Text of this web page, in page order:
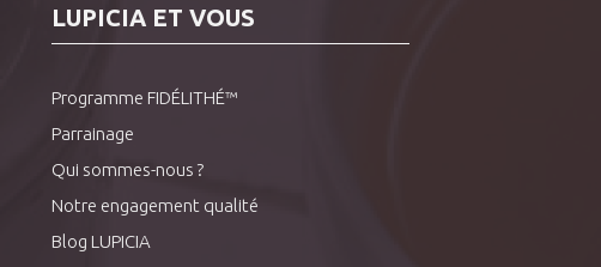
LUPICIA ET VOUS
Programme FIDÉLITHÉ™
Parrainage
Qui sommes-nous ?
Notre engagement qualité
Blog LUPICIA